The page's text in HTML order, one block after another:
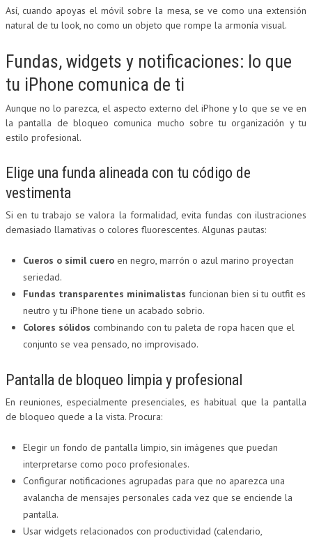
Así, cuando apoyas el móvil sobre la mesa, se ve como una extensión
natural de tu look, no como un objeto que rompe la armonía visual.
Fundas, widgets y notificaciones: lo que
tu iPhone comunica de ti
Aunque no lo parezca, el aspecto externo del iPhone y lo que se ve en
la pantalla de bloqueo comunica mucho sobre tu organización y tu
estilo profesional.
Elige una funda alineada con tu código de
vestimenta
Si en tu trabajo se valora la formalidad, evita fundas con ilustraciones
demasiado llamativas o colores fluorescentes. Algunas pautas:
Cueros o símil cuero en negro, marrón o azul marino proyectan
seriedad.
Fundas transparentes minimalistas funcionan bien si tu outfit es
neutro y tu iPhone tiene un acabado sobrio.
Colores sólidos combinando con tu paleta de ropa hacen que el
conjunto se vea pensado, no improvisado.
Pantalla de bloqueo limpia y profesional
En reuniones, especialmente presenciales, es habitual que la pantalla
de bloqueo quede a la vista. Procura:
Elegir un fondo de pantalla limpio, sin imágenes que puedan
interpretarse como poco profesionales.
Configurar notificaciones agrupadas para que no aparezca una
avalancha de mensajes personales cada vez que se enciende la
pantalla.
Usar widgets relacionados con productividad (calendario,